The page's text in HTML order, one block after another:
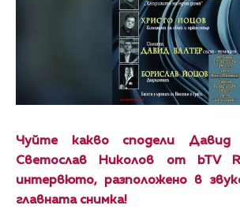
Чуйте какво сподели Давид
Светослав Николов от bTV
интервюто, разположено в
главната снимка!